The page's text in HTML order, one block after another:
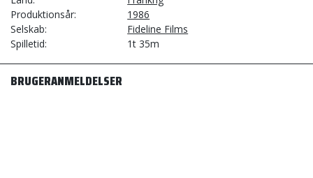
Produktionsår
1986
Selskab
Fideline Films
Spilletid
1t 35m
BRUGERANMELDELSER